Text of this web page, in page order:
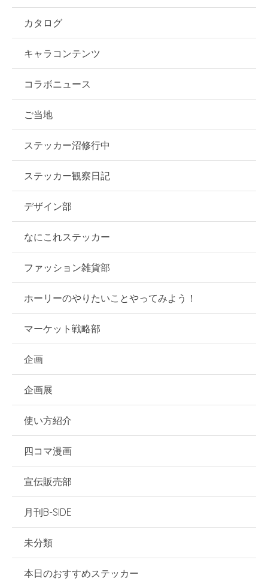
カタログ
キャラコンテンツ
コラボニュース
ご当地
ステッカー沼修行中
ステッカー観察日記
デザイン部
なにこれステッカー
ファッション雑貨部
ホーリーのやりたいことやってみよう！
マーケット戦略部
企画
企画展
使い方紹介
四コマ漫画
宣伝販売部
月刊B-SIDE
未分類
本日のおすすめステッカー